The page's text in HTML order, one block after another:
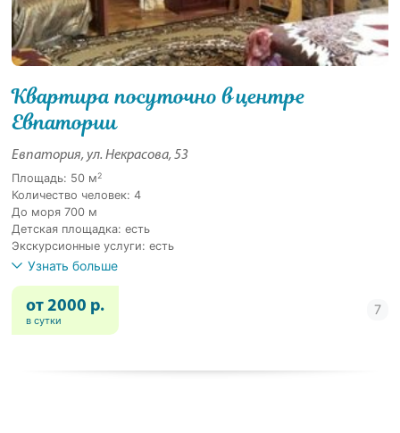
Квартира посуточно в центре
Евпатории
Евпатория, ул. Некрасова, 53
Площадь: 50 м2
Количество человек: 4
До моря 700 м
Детская площадка: есть
Экскурсионные услуги: есть
Узнать больше
от 2000 р.
в сутки